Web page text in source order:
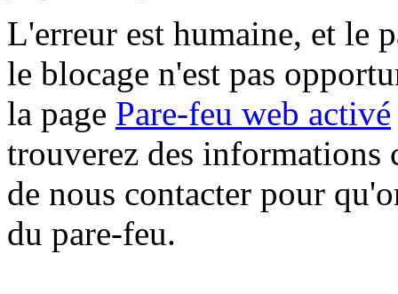
L'erreur est humaine, et le
le blocage n'est pas
la page Pare-feu web activé
trouverez des informations
de nous contacter pour
du pare-feu.